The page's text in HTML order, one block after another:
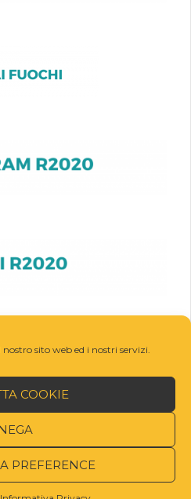
sito web ed i nostri servizi.
COOKIE
PREFERENCE